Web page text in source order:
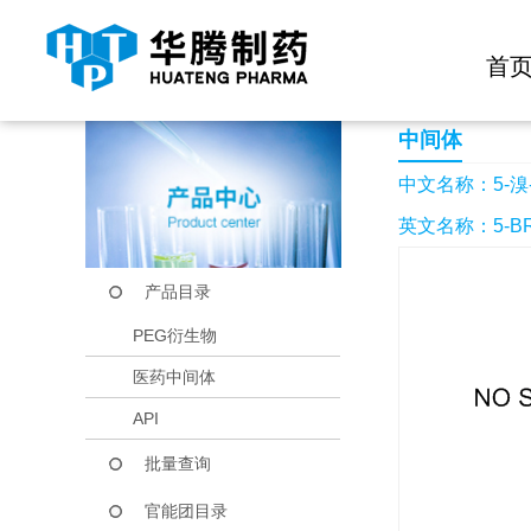
首
当前位置： 首页 产品中心 5-溴-2-吡啶磺酰氯
产品目录
PEG衍生物
医药中间体
API
批量查询
官能团目录
中间体
中文名称：5-
英文名称：5-